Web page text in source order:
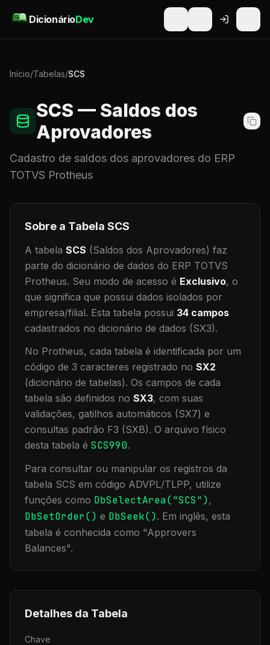
DicionárioDev
Início/Tabelas/SCS
SCS — Saldos dos
Aprovadores
Cadastro de saldos dos aprovadores do ERP
TOTVS Protheus
Sobre a Tabela SCS
A tabela SCS (Saldos dos Aprovadores) faz
parte do dicionário de dados do ERP TOTVS
Protheus. Seu modo de acesso é Exclusivo, o
que significa que possui dados isolados por
empresa/filial. Esta tabela possui 34 campos
cadastrados no dicionário de dados (SX3).
No Protheus, cada tabela é identificada por um
código de 3 caracteres registrado no SX2
(dicionário de tabelas). Os campos de cada
tabela são definidos no SX3, com suas
validações, gatilhos automáticos (SX7) e
consultas padrão F3 (SXB). O arquivo físico
desta tabela é SCS990.
Para consultar ou manipular os registros da
tabela SCS em código ADVPL/TLPP, utilize
funções como DbSelectArea("SCS"),
DbSetOrder() e DbSeek(). Em inglês, esta
tabela é conhecida como "Approvers
Balances".
Detalhes da Tabela
Chave